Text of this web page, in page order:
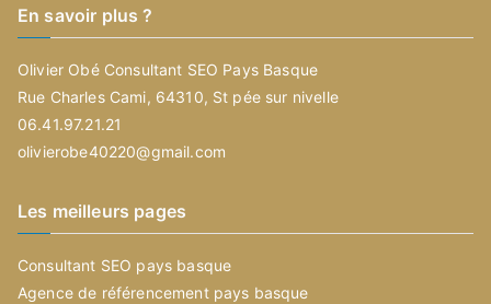
En savoir plus ?
Olivier Obé Consultant SEO Pays Basque
Rue Charles Cami, 64310, St pée sur nivelle
06.41.97.21.21
olivierobe40220@gmail.com
Les meilleurs pages
Consultant SEO pays basque
Agence de référencement pays basque